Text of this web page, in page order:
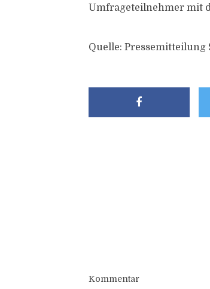
Umfrageteilnehmer mit
Quelle: Pressemitteilung
Kommentar